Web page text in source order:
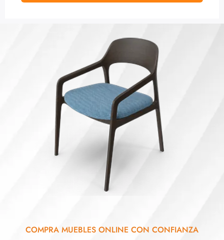
COMPRA MUEBLES ONLINE CON CONFIANZA